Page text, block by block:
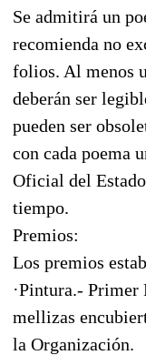
Se admitirá un
recomienda no
folios. Al menos
deberán ser
pueden ser
con cada poema
Oficial del
tiempo.
Premios:
Los premios
·Pintura.- Primer
mellizas
la Organización.